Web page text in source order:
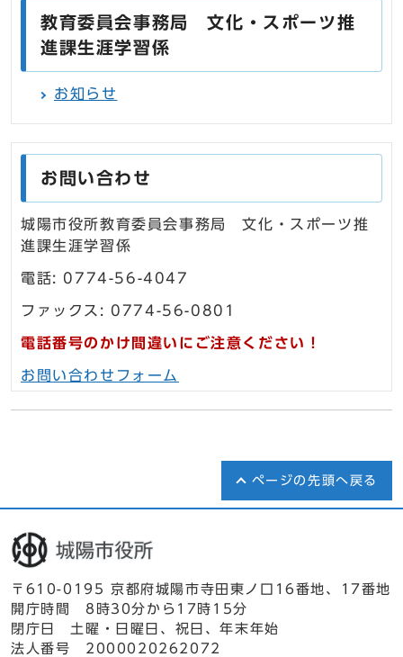
教育委員会事務局 文化・スポーツ推
進課生涯学習係
お知らせ
お問い合わせ
城陽市役所教育委員会事務局 文化・スポーツ推
進課生涯学習係
電話: 0774-56-4047
ファックス: 0774-56-0801
電話番号のかけ間違いにご注意ください！
お問い合わせフォーム
ページの先頭へ戻る
〒610-0195 京都府城陽市寺田東ノ口16番地、17番地
開庁時間 8時30分から17時15分
閉庁日 土曜・日曜日、祝日、年末年始
法人番号 2000020262072